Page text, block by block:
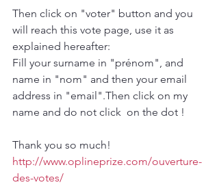
Then click on "voter" button and you
will reach this vote page, use it as
explained hereafter:
Fill your surname in "prénom", and
name in "nom" and then your email
address in "email".Then click on my
name and do not click  on the dot !
Thank you so much!
http://www.oplineprize.com/ouverture-
des-votes/